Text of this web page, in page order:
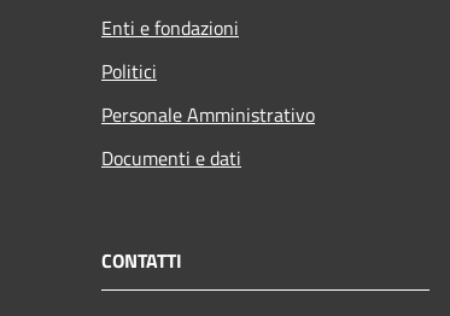
Enti e fondazioni
Politici
Personale Amministrativo
Documenti e dati
CONTATTI